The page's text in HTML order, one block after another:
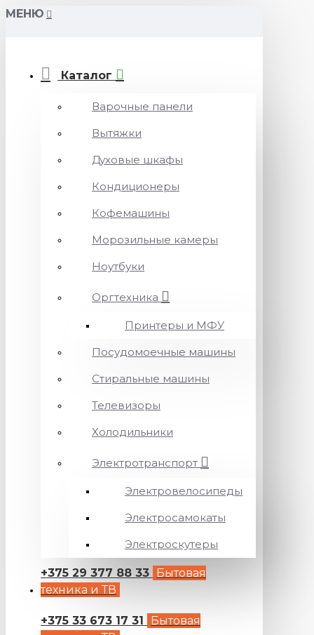
МЕНЮ
Каталог
Варочные панели
Вытяжки
Духовые шкафы
Кондиционеры
Кофемашины
Морозильные камеры
Ноутбуки
Оргтехника
Принтеры и МФУ
Посудомоечные машины
Стиральные машины
Телевизоры
Холодильники
Электротранспорт
Электровелосипеды
Электросамокаты
Электроскутеры
+375 29 377 88 33 Бытовая
техника и ТВ
+375 33 673 17 31
Бытовая